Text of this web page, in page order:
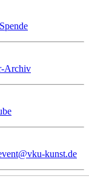
Archiv
kunst.de